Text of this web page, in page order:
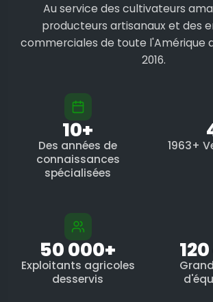
Au service des cultivateurs
producteurs artisanaux et des
commerciales de toute l'Amérique
2016.
10+
Des années de
connaissances
spécialisées
1963+
50 000+
Exploitants agricoles
desservis